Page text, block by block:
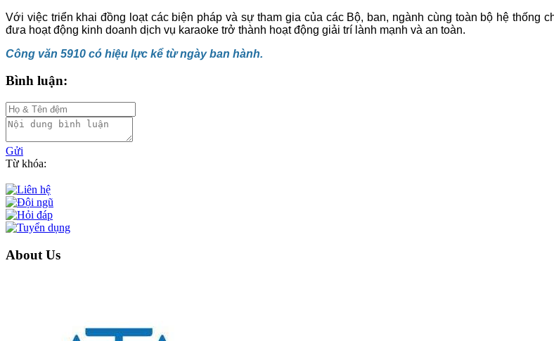
Với việc triển khai đồng loạt các biện pháp và sự tham gia của các Bộ, ban, ngành cùng toàn bộ hệ thống
đưa hoạt động kinh doanh dịch vụ karaoke trở thành hoạt động giải trí lành mạnh và an toàn.
Công văn 5910 có hiệu lực kể từ ngày ban hành.
Bình luận:
Gửi
Từ khóa:
About Us